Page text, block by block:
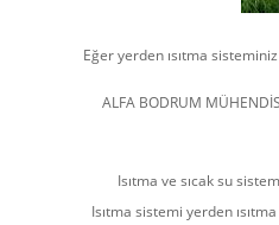
Eğer yerden ısıtma
ALFA BODRUM
Isıtma ve sıcak su
Isıtma sistemi yerden